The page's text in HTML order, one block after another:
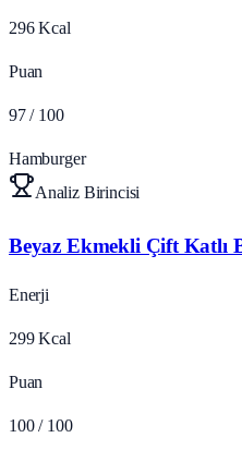
296 Kcal
Puan
97 / 100
Hamburger
Analiz Birincisi
Beyaz Ekmekli Çift Katlı
Enerji
299 Kcal
Puan
100 / 100